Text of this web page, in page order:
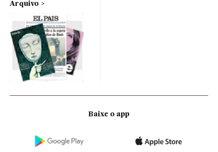
Arquivo
Baixe o app